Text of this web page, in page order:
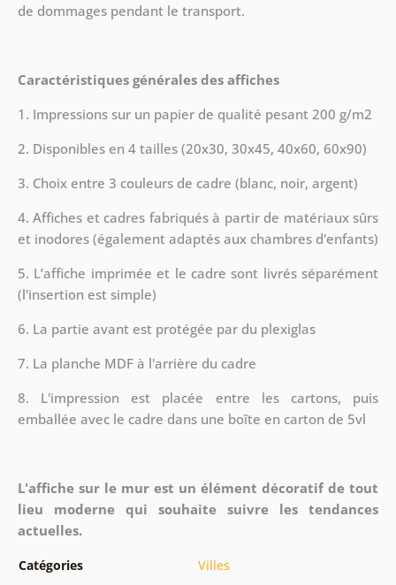
de dommages pendant le transport.
Caractéristiques générales des affiches
1. Impressions sur un papier de qualité pesant 200 g/m2
2. Disponibles en 4 tailles (20x30, 30x45, 40x60, 60x90)
3. Choix entre 3 couleurs de cadre (blanc, noir, argent)
4. Affiches et cadres fabriqués à partir de matériaux sûrs
et inodores (également adaptés aux chambres d'enfants)
5. L’affiche imprimée et le cadre sont livrés séparément
(l'insertion est simple)
6. La partie avant est protégée par du plexiglas
7. La planche MDF à l'arrière du cadre
8. L'impression est placée entre les cartons, puis
emballée avec le cadre dans une boîte en carton de 5vl
L'affiche sur le mur est un élément décoratif de tout
lieu moderne qui souhaite suivre les tendances
actuelles.
Catégories Villes